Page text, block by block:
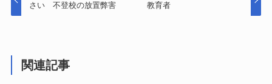
さい 不登校の放置弊害
教育者
関連記事